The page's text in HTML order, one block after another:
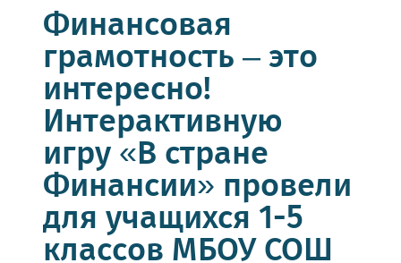
Финансовая
грамотность – это
интересно!
Интерактивную
игру «В стране
Финансии» провели
для учащихся 1-5
классов МБОУ СОШ